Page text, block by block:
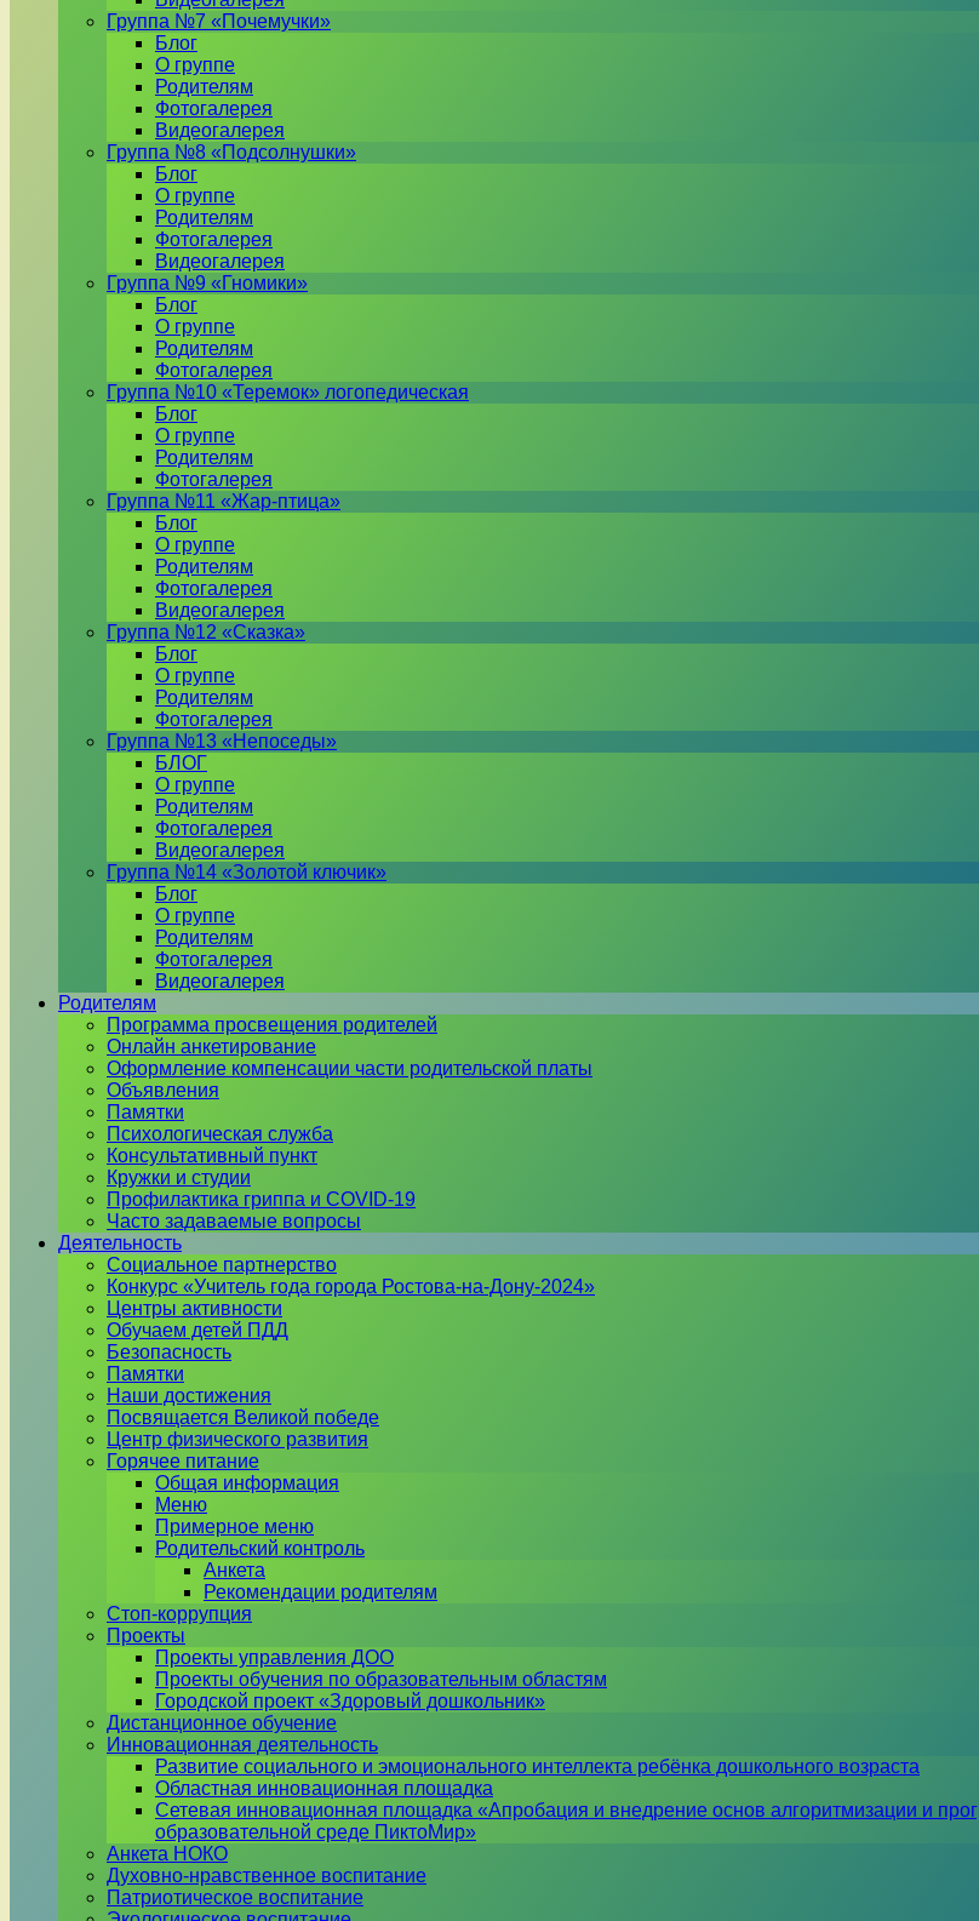
Группа №7 «Почемучки»
Блог
О группе
Родителям
Фотогалерея
Видеогалерея
Группа №8 «Подсолнушки»
Блог
О группе
Родителям
Фотогалерея
Видеогалерея
Группа №9 «Гномики»
Блог
О группе
Родителям
Фотогалерея
Группа №10 «Теремок» логопедическая
Блог
О группе
Родителям
Фотогалерея
Группа №11 «Жар-птица»
Блог
О группе
Родителям
Фотогалерея
Видеогалерея
Группа №12 «Сказка»
Блог
О группе
Родителям
Фотогалерея
Группа №13 «Непоседы»
БЛОГ
О группе
Родителям
Фотогалерея
Видеогалерея
Группа №14 «Золотой ключик»
Блог
О группе
Родителям
Фотогалерея
Видеогалерея
Родителям
Программа просвещения родителей
Онлайн анкетирование
Оформление компенсации части родительской платы
Объявления
Памятки
Психологическая служба
Консультативный пункт
Кружки и студии
Профилактика гриппа и COVID-19
Часто задаваемые вопросы
Деятельность
Социальное партнерство
Конкурс «Учитель года города Ростова-на-Дону-2024»
Центры активности
Обучаем детей ПДД
Безопасность
Памятки
Наши достижения
Посвящается Великой победе
Центр физического развития
Горячее питание
Общая информация
Меню
Примерное меню
Родительский контроль
Анкета
Рекомендации родителям
Стоп-коррупция
Проекты
Проекты управления ДОО
Проекты обучения по образовательным областям
Городской проект «Здоровый дошкольник»
Дистанционное обучение
Инновационная деятельность
Развитие социального и эмоционального интеллекта ребёнка дошкольного возраста
Областная инновационная площадка
Сетевая инновационная площадка «Апробация и внедрение основ алгоритмизации и
образовательной среде ПиктоМир»
Анкета НОКО
Духовно-нравственное воспитание
Патриотическое воспитание